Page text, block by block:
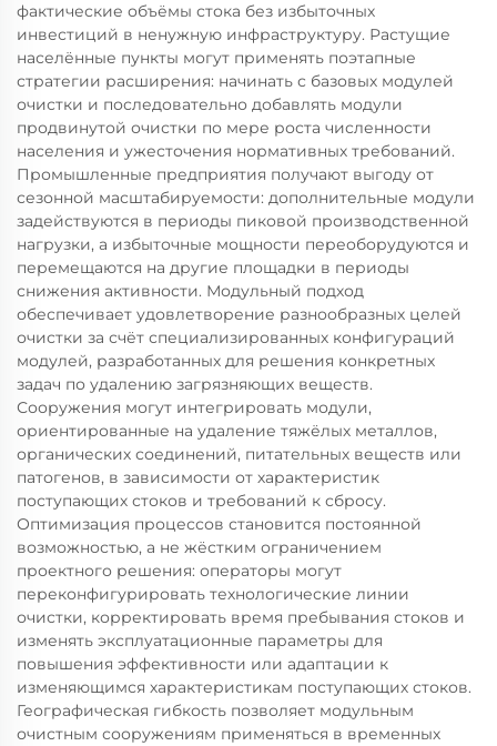
фактические объёмы стока без избыточных
инвестиций в ненужную инфраструктуру. Растущие
населённые пункты могут применять поэтапные
стратегии расширения: начинать с базовых модулей
очистки и последовательно добавлять модули
продвинутой очистки по мере роста численности
населения и ужесточения нормативных требований.
Промышленные предприятия получают выгоду от
сезонной масштабируемости: дополнительные модули
задействуются в периоды пиковой производственной
нагрузки, а избыточные мощности переоборудуются и
перемещаются на другие площадки в периоды
снижения активности. Модульный подход
обеспечивает удовлетворение разнообразных целей
очистки за счёт специализированных конфигураций
модулей, разработанных для решения конкретных
задач по удалению загрязняющих веществ.
Сооружения могут интегрировать модули,
ориентированные на удаление тяжёлых металлов,
органических соединений, питательных веществ или
патогенов, в зависимости от характеристик
поступающих стоков и требований к сбросу.
Оптимизация процессов становится постоянной
возможностью, а не жёстким ограничением
проектного решения: операторы могут
переконфигурировать технологические линии
очистки, корректировать время пребывания стоков и
изменять эксплуатационные параметры для
повышения эффективности или адаптации к
изменяющимся характеристикам поступающих стоков.
Географическая гибкость позволяет модульным
очистным сооружениям применяться в временных